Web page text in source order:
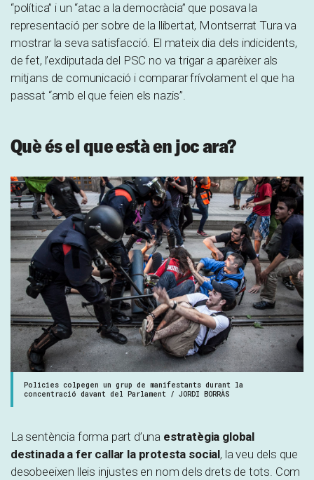
“política” i un “atac a la democràcia” que posava la
representació per sobre de la llibertat, Montserrat Tura va
mostrar la seva satisfacció. El mateix dia dels indicidents,
de fet, l’exdiputada del PSC no va trigar a aparèixer als
mitjans de comunicació i comparar frívolament el que ha
passat “amb el que feien els nazis”.
Què és el que està en joc ara?
Policies colpegen un grup de manifestants durant la
concentració davant del Parlament / JORDI BORRÀS
La sentència forma part d’una estratègia global
destinada a fer callar la protesta social, la veu dels que
desobeeixen lleis injustes en nom dels drets de tots. Com